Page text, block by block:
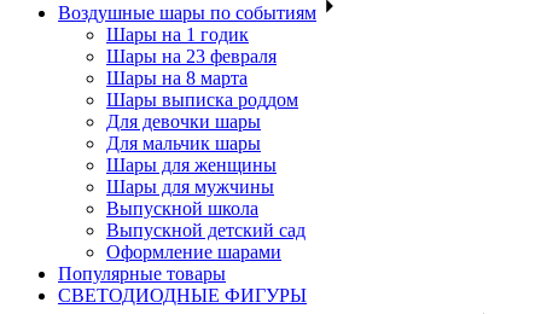
Воздушные шары по событиям
Шары на 1 годик
Шары на 23 февраля
Шары на 8 марта
Шары выписка роддом
Для девочки шары
Для мальчик шары
Шары для женщины
Шары для мужчины
Выпускной школа
Выпускной детский сад
Оформление шарами
Популярные товары
СВЕТОДИОДНЫЕ ФИГУРЫ